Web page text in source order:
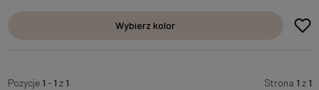
Wybierz kolor
Pozycje 1 - 1 z 1 Strona 1 z 1